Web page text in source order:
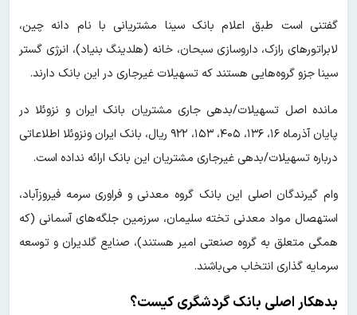
گفتنی است طبق اعلام بانک سینا مشتریانی با نام دانه چین،
لابراتور‌های رازک، داروسازی سبحان، خانه (هلدینگ بنیاد)، انرژی گستر
سینا جزو گروه‌هایی هستند که تسهیلات غیرجاری در این بانک دارند.
مانده اصل تسهیلات/بدهی جاری مشتریان بانک ایران و نزوئلا در
پایان آذرماه ۱۶، ۱۳۶، ۴۰۵، ۱۵۳، ۹۲۲ ریال، بانک ایران ونزوئلا اطلاعاتی
درباره تسهیلات/بدهی غیرجاری مشتریان این بانک ارائه نداده است.
وام گیرندگان اصلی این بانک گروه معدنی و فراوری سرمه فیروزآباد،
استهصال مواد معدنی تخته سلیمان، سرزمین جلگه‌های آسمانی (که
همگی متعلق به گروه صنعتی امیر هستند)، صنایع گلدیران و توسعه
سرمایه گذاری انتخاب می‌باشند.
بدهکار اصلی بانک گردشگری کیست؟